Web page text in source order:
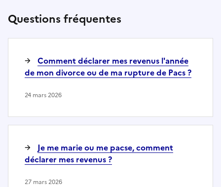
Questions fréquentes
Comment déclarer mes revenus l'année
de mon divorce ou de ma rupture de Pacs ?
24 mars 2026
Je me marie ou me pacse, comment
déclarer mes revenus ?
27 mars 2026